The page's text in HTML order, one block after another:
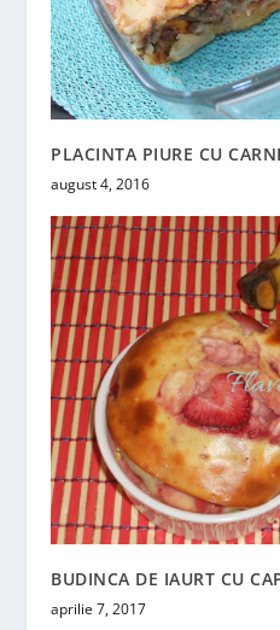
PLACINTA PIURE CU
august 4, 2016
BUDINCA DE IAURT CU
aprilie 7, 2017